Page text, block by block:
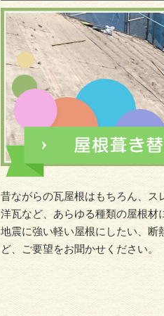
昔ながらの瓦屋根はもちろん、ス
洋瓦など、あらゆる種類の屋根材
地震に強い軽い屋根にしたい、断
ど、ご要望をお聞かせください。